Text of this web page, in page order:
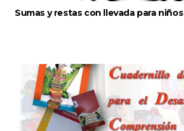
Sumas y restas con llevada para niños